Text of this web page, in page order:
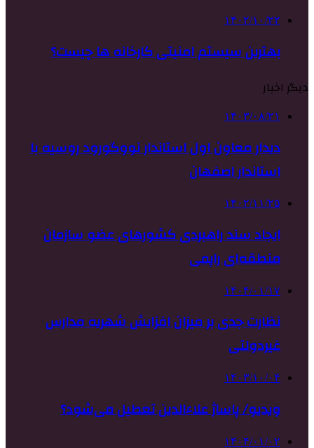
۱۴۰۲/۱۰/۲۲
بهترین سیستم امنیتی کارخانه ها چیست؟
دیگر اخبار
۱۴۰۳/۰۸/۲۱
دیدار معاون اول استاندار نووگورود روسیه با
استاندار اصفهان
۱۴۰۲/۱۱/۲۵
ایجاد سند راهبردی کشورهای عضو سازمان
منطقه‌ای راپمی
۱۴۰۴/۰۱/۱۷
نظارت جدی بر میزان افزایش شهریه مدارس
غیردولتی
۱۴۰۳/۱۰/۰۴
ویدیو/ پاساژ علاءالدین تعطیل می‌شود؟
۱۴۰۴/۰۱/۰۲